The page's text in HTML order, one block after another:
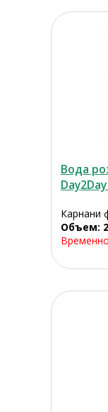
Вода
Карнани
Объем: